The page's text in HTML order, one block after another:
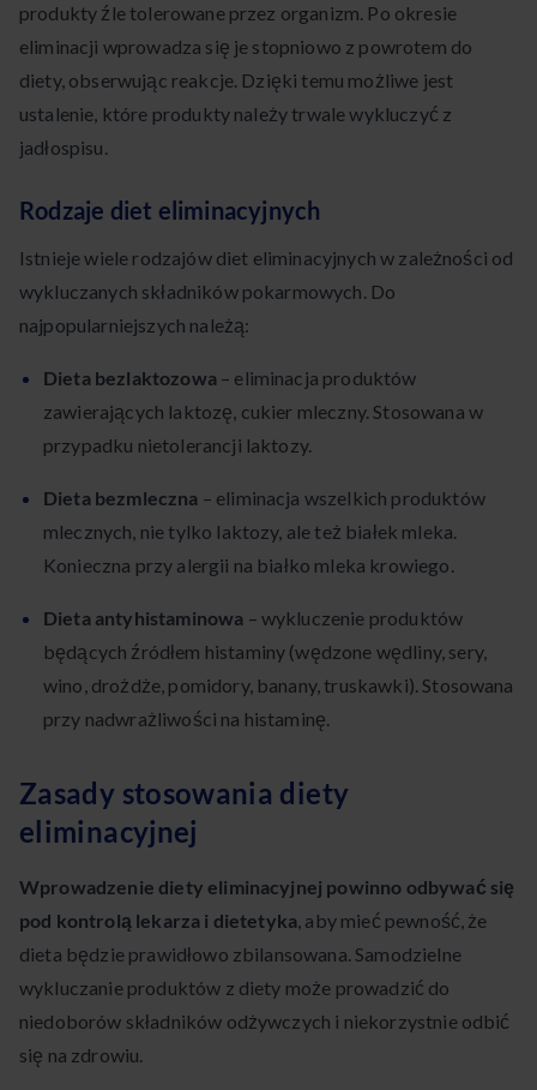
produkty źle tolerowane przez organizm. Po okresie
eliminacji wprowadza się je stopniowo z powrotem do
diety, obserwując reakcje. Dzięki temu możliwe jest
ustalenie, które produkty należy trwale wykluczyć z
jadłospisu.
Rodzaje diet eliminacyjnych
Istnieje wiele rodzajów diet eliminacyjnych w zależności od
wykluczanych składników pokarmowych. Do
najpopularniejszych należą:
Dieta bezlaktozowa – eliminacja produktów
zawierających laktozę, cukier mleczny. Stosowana w
przypadku nietolerancji laktozy.
Dieta bezmleczna – eliminacja wszelkich produktów
mlecznych, nie tylko laktozy, ale też białek mleka.
Konieczna przy alergii na białko mleka krowiego.
Dieta antyhistaminowa – wykluczenie produktów
będących źródłem histaminy (wędzone wędliny, sery,
wino, drożdże, pomidory, banany, truskawki). Stosowana
przy nadwrażliwości na histaminę.
Zasady stosowania diety
eliminacyjnej
Wprowadzenie diety eliminacyjnej powinno odbywać się
pod kontrolą lekarza i dietetyka, aby mieć pewność, że
dieta będzie prawidłowo zbilansowana. Samodzielne
wykluczanie produktów z diety może prowadzić do
niedoborów składników odżywczych i niekorzystnie odbić
się na zdrowiu.